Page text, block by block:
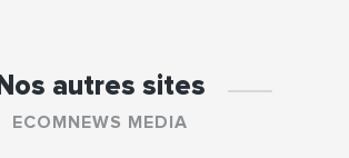
Nos autres sites
ECOMNEWS MEDIA